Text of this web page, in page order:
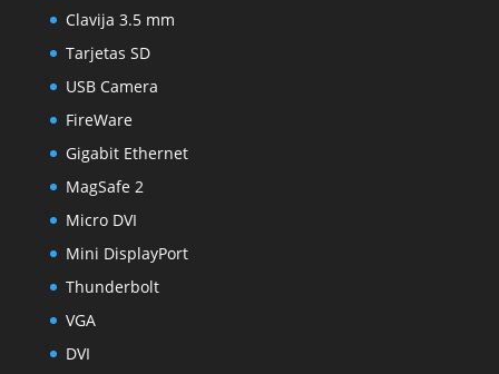
Clavija 3.5 mm
Tarjetas SD
USB Camera
FireWare
Gigabit Ethernet
MagSafe 2
Micro DVI
Mini DisplayPort
Thunderbolt
VGA
DVI